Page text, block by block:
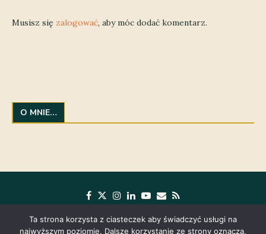
Musisz się zalogować, aby móc dodać komentarz.
O MNIE…
Ta strona korzysta z ciasteczek aby świadczyć usługi na
najwyższym poziomie. Dalsze korzystanie ze strony oznacza,